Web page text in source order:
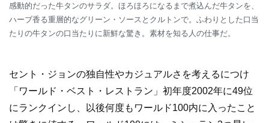
感動的だった牛タンのサラダ。ほろほろになるまで煮込んだ牛タンを、
ハーブ香る重層的なグリーン・ソースとクルトンで。ふわりとした口当
たりの牛タンの口当たりに新鮮な驚き。素材を知る人の仕事だ。
セント・ジョンの独自性やカジュアルさを考えるにつけ
「ワールド・ベスト・レストラン」初年度2002年に49位
にランクインし、以後何度もワールド100内に入ったこと